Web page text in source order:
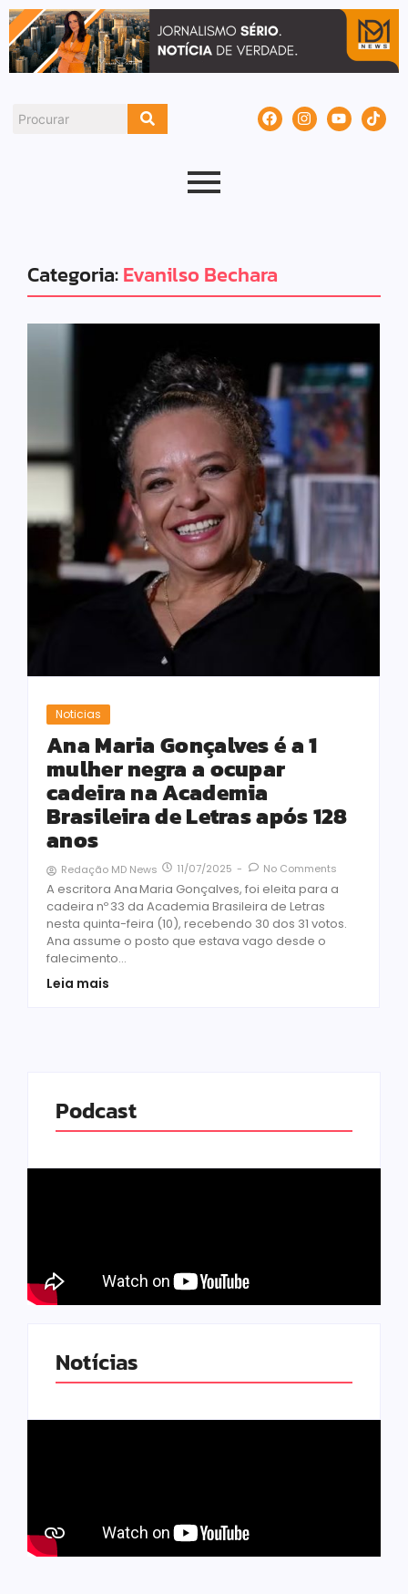
Categoria:Evanilso Bechara
Noticias
Ana Maria Gonçalves é a 1
mulher negra a ocupar
cadeira na Academia
Brasileira de Letras após 128
anos
Redação MD News 11/07/2025 - No Comments
A escritora Ana Maria Gonçalves, foi eleita para a
cadeira nº 33 da Academia Brasileira de Letras
nesta quinta-feira (10), recebendo 30 dos 31 votos.
Ana assume o posto que estava vago desde o
falecimento...
Leia mais
Podcast
Notícias